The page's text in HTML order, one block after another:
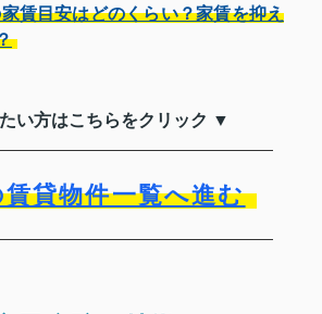
賃目安はどのくらい？家賃を抑え
い方はこちらをクリック ▼
貸物件一覧へ進む